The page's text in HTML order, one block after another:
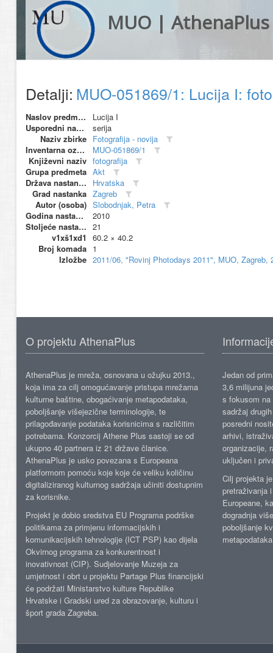
MUO | AthenaPlus
Detalji: MUO-051869/1: Lucija I:
Naslov predmeta
Lucija I
Usporedni naziv
serija
Naziv zbirke Fotografija - novija
Inventarna oznaka
MUO-051869/1
Književni naziv fotografija
Grupa predmeta Akt
Država nastanka
Hrvatska
Grad nastanka Zagreb
Autor (osoba) Slobodnjak, Petra
Godina nastanka
2010
Stoljeće nastanka 21
v1xš1xd1
60.2 × 40.2
Broj komada 1
Izložbe 2011/06, "Rovinj Photodays 2011", MUO, Zagreb,
O projektu AthenaPlus
AthenaPlus je mreža, osnovana u ožujku 2013.,
koja ima za cilj omogućavanje pristupa mrežama
kulturne baštine, obogaćivanje metapodataka,
poboljšanje višejezične terminologije, te
prilagođavanje podataka korisnicima s različitim
potrebama. Konzorcij Athene Plus sastoji se od
ukupno 40 partnera iz 21 države članice.
AthenaPlus je usko povezana s Europeana
platformom pomoću koje koje će veliku količinu
digitaliziranog kulturnog sadržaja učiniti dostupnim
za korisnike.
Projekt je dobio sredstva EU Programa podrške
politikama za primjenu informacijskih i
komunikacijskih tehnologije (ICT PSP) kao dijela
Okvirnog programa za konkurentnost i
inovativnost (CIP). Sudjelovanje Muzeja za
umjetnost i obrt u projektu Partage Plus financijski
će podržati Ministarstvo kulture Republike
Hrvatske i Gradski ured za obrazovanje, kulturu i
šport grada Zagreba.
Jedan od
3,6 milijuna
s fokusom
sadržaj
posredni
arhivi,
organizacije,
uključen i
Cilj projekta
pretraživanja
Europeane,
dogradnja
poboljšanje